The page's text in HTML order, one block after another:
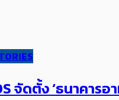
จัดตั้ง ‘ธนาคารอ